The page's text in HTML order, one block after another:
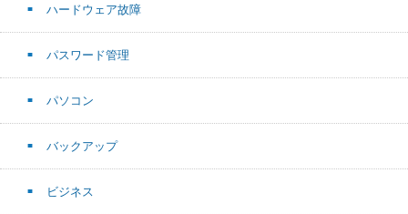
ハードウェア故障
パスワード管理
パソコン
バックアップ
ビジネス